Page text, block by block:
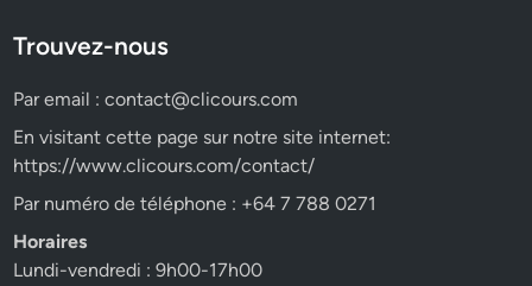
Trouvez-nous
Par email :contact@clicours.com
En visitant cette page sur notre site internet:
https://www.clicours.com/contact/
Par numéro de téléphone : +64 7 788 0271
Horaires
Lundi-vendredi : 9h00-17h00